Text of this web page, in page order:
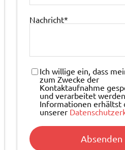
Nachricht*
Ich willige ein, dass
zum Zwecke der
Kontaktaufnahme
und verarbeitet
Informationen erhältst
unserer